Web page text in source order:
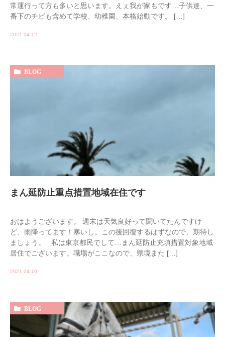
常運行って方も多いと思います。えぇ我が家もです…子供達、一
番下のチビも含めて学校、幼稚園、本格始動です。 […]
2021.04.12
BLOG
まん延防止重点措置地域在住です
おはようございます。 週末は天気良好って聞いてたんですけ
ど、雨降ってます！寒いし。この後回復するはずなので、期待し
ましょう。 私は東京都民でして…まん延防止充填措置対象地域
居住でございます。職場がここなので、県境また […]
2021.04.10
BLOG